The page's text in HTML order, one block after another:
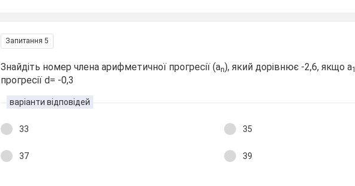
Запитання 5
Знайдіть номер члена арифметичної прогресії (аn), який дорівнює -2,6, якщо а1
прогресії d= -0,3
варіанти відповідей
33 35
37 39